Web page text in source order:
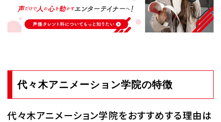
代々木アニメーション学院の特徴
代々木アニメーション学院をおすすめする理由は